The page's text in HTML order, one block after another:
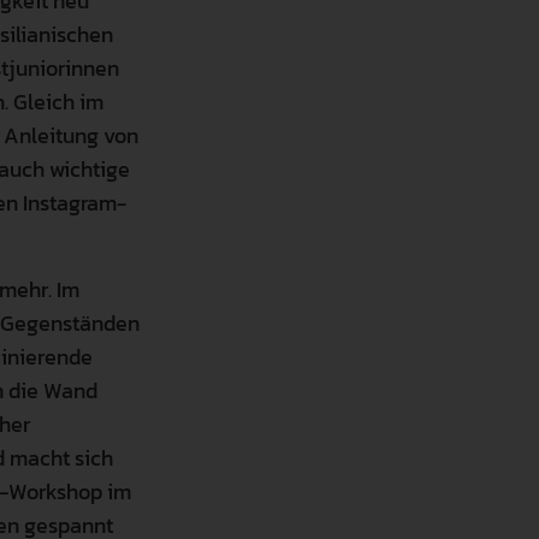
Gleich im
Anleitung von
wichtige
Instagram-
Im
Wand
macht sich
im
gespannt